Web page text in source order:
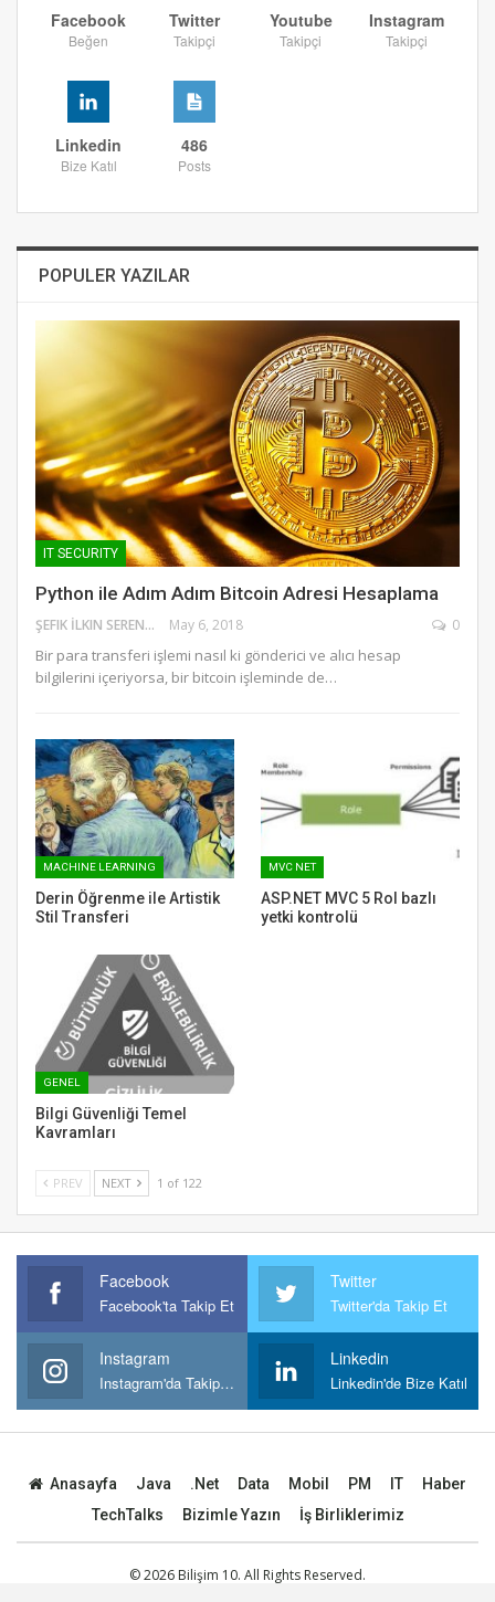
Facebook
Beğen
Twitter
Takipçi
Youtube
Takipçi
Instagram
Takipçi
Linkedin
Bize Katıl
486
Posts
POPULER YAZILAR
IT SECURITY
Python ile Adım Adım Bitcoin Adresi Hesaplama
ŞEFIK İLKIN SERENGIL May 6, 2018 0
Bir para transferi işlemi nasıl ki gönderici ve alıcı hesap
bilgilerini içeriyorsa, bir bitcoin işleminde de…
MACHINE LEARNING
Derin Öğrenme ile Artistik
Stil Transferi
MVC NET
ASP.NET MVC 5 Rol bazlı
yetki kontrolü
GENEL
Bilgi Güvenliği Temel
Kavramları
PREV NEXT 1 of 122
Facebook
Facebook'ta Takip Et
Twitter
Twitter'da Takip Et
Instagram
Instagram'da Takipt Et
Linkedin
Linkedin'de Bize Katıl
Anasayfa Java .Net Data Mobil PM IT
Haber
TechTalks
Bizimle Yazın İş Birliklerimiz
© 2026 Bilişim 10. All Rights Reserved.